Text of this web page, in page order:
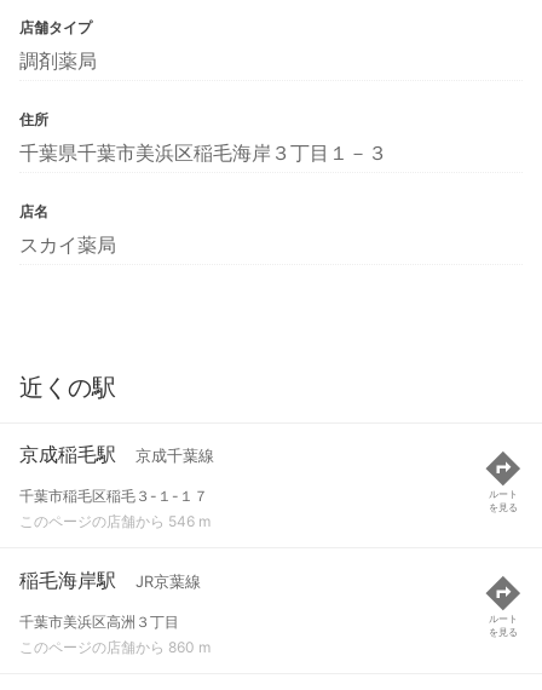
店舗タイプ
調剤薬局
住所
千葉県千葉市美浜区稲毛海岸３丁目１－３
店名
スカイ薬局
近くの駅
京成稲毛駅 京成千葉線
千葉市稲毛区稲毛３-１-１７
このページの店舗から 546 m
ルート
を見る
稲毛海岸駅 JR京葉線
千葉市美浜区高洲３丁目
このページの店舗から 860 m
ルート
を見る